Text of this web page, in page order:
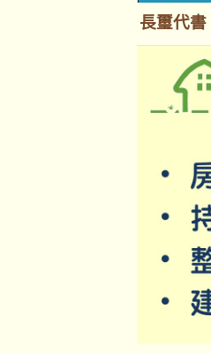
長璽代書